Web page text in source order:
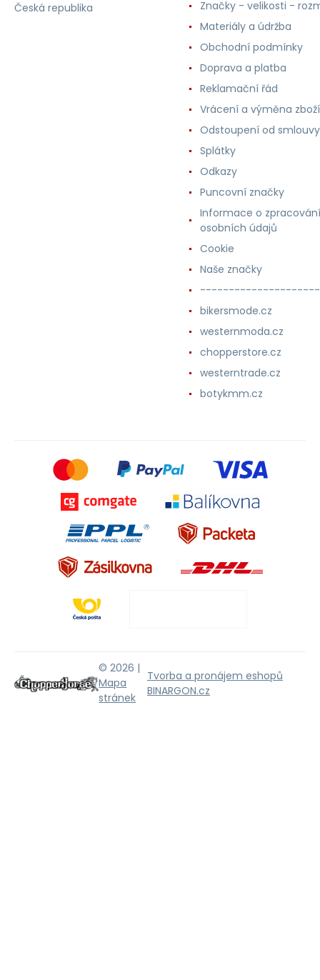
Česká republika
Značky - velikosti -
Materiály a údržba
Obchodní podmínky
Doprava a platba
Reklamační řád
Vrácení a výměna zboží
Odstoupení od smlouvy
Splátky
Odkazy
Puncovní značky
Informace o zpracování
osobních údajů
Cookie
Naše značky
bikersmode.cz
westernmoda.cz
chopperstore.cz
westerntrade.cz
botykmm.cz
© 2026 |
Mapa
stránek
Tvorba a pronájem eshopů
BINARGON.cz